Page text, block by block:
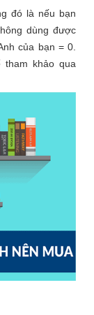
đó là nếu bạn
dùng được
của bạn = 0.
khảo qua